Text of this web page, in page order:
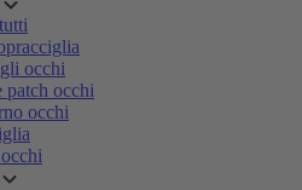
occhi
patch occhi
occhi